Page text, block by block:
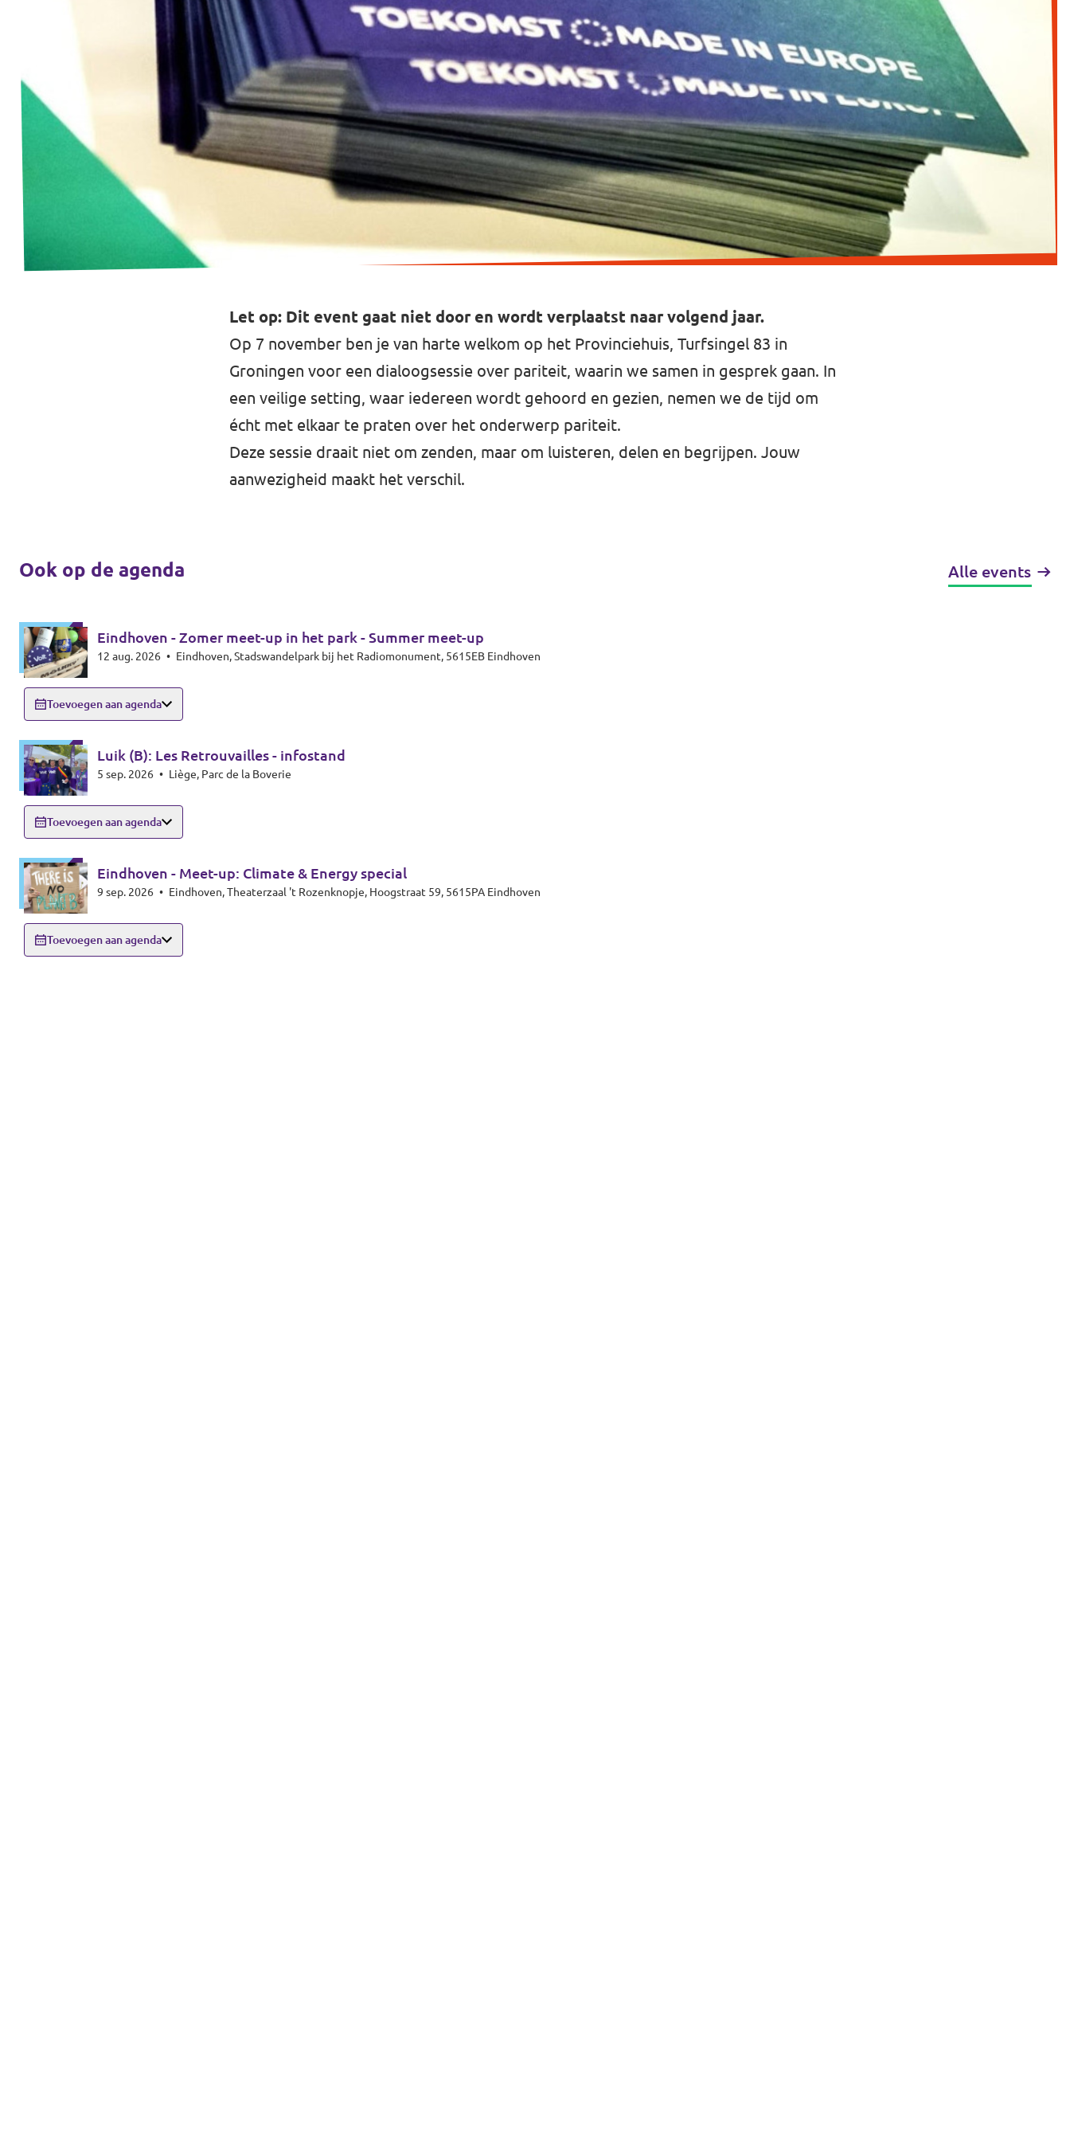
Sprekersaanvraag
Volt There - Buitenlandstichting Volt
Charge - Wetenschappelijk Platform Volt
Let op: Dit event gaat niet door en wordt verplaatst naar volgend jaar.
Op 7 november ben je van harte welkom op het Provinciehuis, Turfsingel 83 in
Groningen voor een dialoogsessie over pariteit, waarin we samen in gesprek gaan. In
een veilige setting, waar iedereen wordt gehoord en gezien, nemen we de tijd om
écht met elkaar te praten over het onderwerp pariteit.
Deze sessie draait niet om zenden, maar om luisteren, delen en begrijpen. Jouw
aanwezigheid maakt het verschil.
Ook op de agenda Alle events
Eindhoven - Zomer meet-up in het park - Summer meet-up
12 aug. 2026 • Eindhoven, Stadswandelpark bij het Radiomonument, 5615EB Eindhoven
Toevoegen aan agenda
Luik (B): Les Retrouvailles - infostand
5 sep. 2026 • Liège, Parc de la Boverie
Toevoegen aan agenda
Eindhoven - Meet-up: Climate & Energy special
9 sep. 2026 • Eindhoven, Theaterzaal 't Rozenknopje, Hoogstraat 59, 5615PA Eindhoven
Toevoegen aan agenda